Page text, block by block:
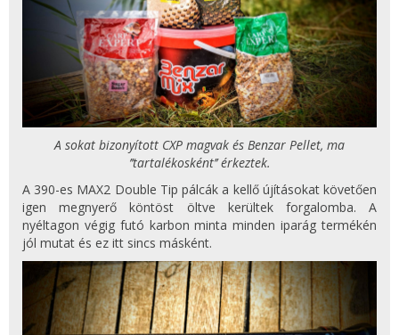
A sokat bizonyított CXP magvak és Benzar Pellet, ma
’’tartalékosként’’ érkeztek.
A 390-es MAX2 Double Tip pálcák a kellő újításokat követően
igen megnyerő köntöst öltve kerültek forgalomba. A
nyéltagon végig futó karbon minta minden iparág termékén
jól mutat és ez itt sincs másként.